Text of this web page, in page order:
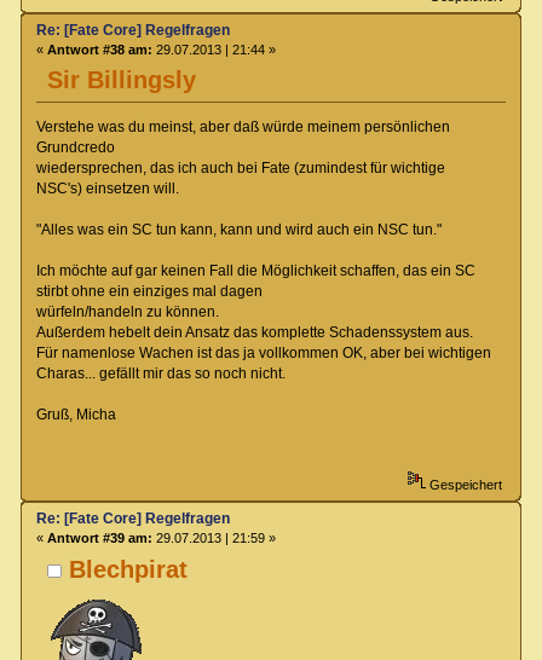
Sir Billingsly
Re: [Fate Core] Regelfragen
« Antwort #38 am: 29.07.2013 | 21:44 »
Verstehe was du meinst, aber daß würde meinem persönlichen
Grundcredo
wiedersprechen, das ich auch bei Fate (zumindest für wichtige
NSC's) einsetzen will.
"Alles was ein SC tun kann, kann und wird auch ein NSC tun."
Ich möchte auf gar keinen Fall die Möglichkeit schaffen, das ein SC
stirbt ohne ein einziges mal dagen
würfeln/handeln zu können.
Außerdem hebelt dein Ansatz das komplette Schadenssystem aus.
Für namenlose Wachen ist das ja vollkommen OK, aber bei wichtigen
Charas... gefällt mir das so noch nicht.
Gruß, Micha
Gespeichert
Blechpirat
Re: [Fate Core] Regelfragen
« Antwort #39 am: 29.07.2013 | 21:59 »